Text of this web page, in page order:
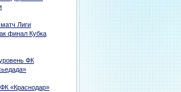
Лиги
финал Кубка
ФК
«Краснодар»